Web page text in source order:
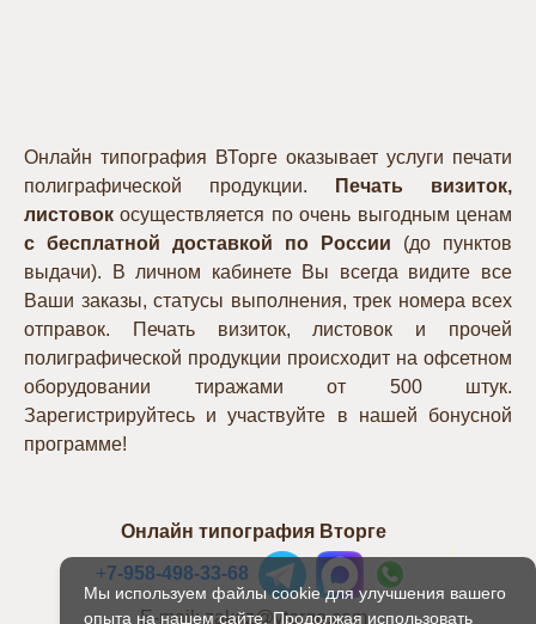
Мы используем файлы cookie для улучшения вашего
опыта на нашем сайте. Продолжая использовать
Онлайн типография ВТорге оказывает услуги печати
полиграфической продукции.
Печать визиток,
листовок осуществляется по очень выгодным ценам
с бесплатной доставкой по России (до пунктов
выдачи). В личном кабинете Вы всегда видите все
Ваши заказы, статусы выполнения, трек номера всех
отправок. Печать визиток, листовок и прочей
полиграфической продукции происходит на офсетном
оборудовании тиражами от 500 штук.
Зарегистрируйтесь и участвуйте в нашей бонусной
программе!
Онлайн типография Вторге
+7-958-498-33-68
E-mail: zakaz@vtorge.com